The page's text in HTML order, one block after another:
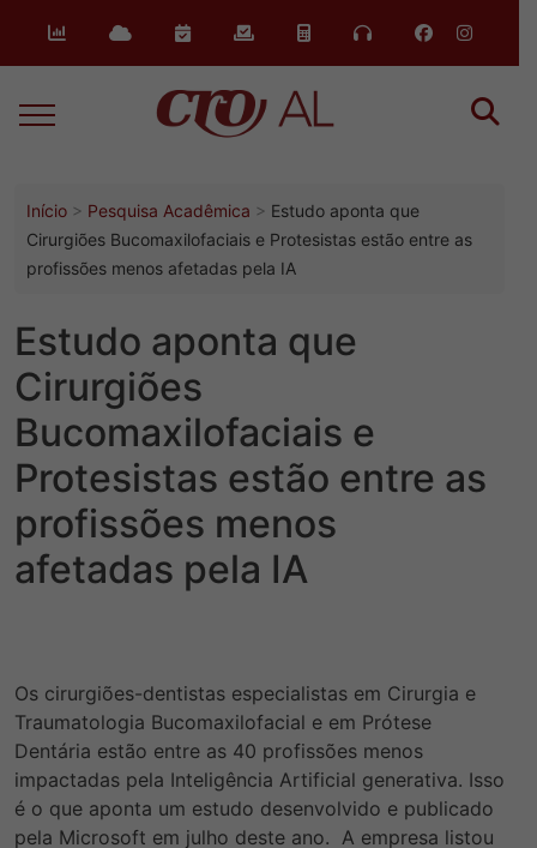
conteúdo
Início Pesquisa Acadêmica
Estudo aponta que
Cirurgiões Bucomaxilofaciais e Protesistas estão entre as
profissões menos afetadas pela IA
Estudo aponta que
Cirurgiões
Bucomaxilofaciais e
Protesistas estão entre as
profissões menos
afetadas pela IA
Os cirurgiões-dentistas especialistas em Cirurgia e
Traumatologia Bucomaxilofacial e em Prótese
Dentária estão entre as 40 profissões menos
impactadas pela Inteligência Artificial generativa. Isso
é o que aponta um estudo desenvolvido e publicado
pela Microsoft em julho deste ano. A empresa listou